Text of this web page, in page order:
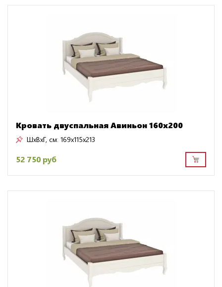
Кровать двуспальная Авиньон 160х200
ШxВxГ, см: 169x115x213
52 750 руб